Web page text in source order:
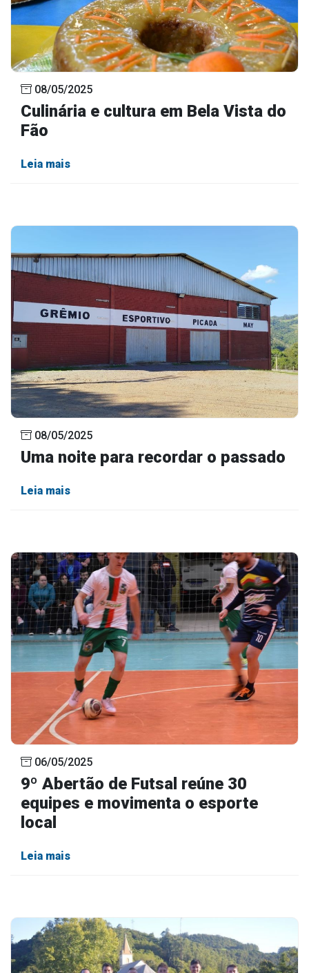
08/05/2025
Culinária e cultura em Bela Vista do
Fão
Leia mais
08/05/2025
Uma noite para recordar o passado
Leia mais
06/05/2025
9º Abertão de Futsal reúne 30
equipes e movimenta o esporte
local
Leia mais